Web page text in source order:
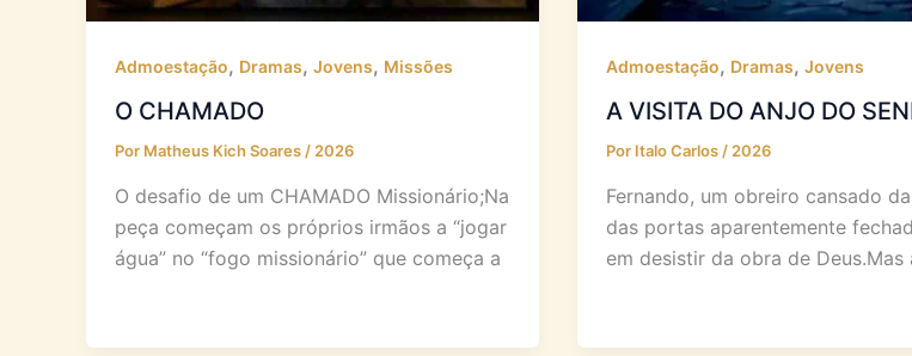
Admoestação, Dramas, Jovens, Missões
O CHAMADO
Por Matheus Kich Soares / 2026
O desafio de um CHAMADO Missionário;Na
peça começam os próprios irmãos a “jogar
água” no “fogo missionário” que começa a
Admoestação, Dramas, Jovens
A VISITA DO ANJO DO
Por Italo Carlos / 2026
Fernando, um obreiro cansado
das portas aparentemente
em desistir da obra de Deus.Mas